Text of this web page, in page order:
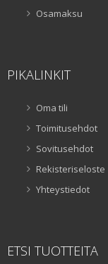
Osamaksu
PIKALINKIT
Oma tili
Toimitusehdot
Sovitusehdot
Rekisteriseloste
Yhteystiedot
ETSI TUOTTEITA